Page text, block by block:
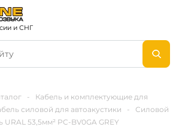
и СНГ
-
Кабель и комплектующие для
силовой для автоакустики -
Силовой
URAL 53,5мм² PC-BV0GA GREY